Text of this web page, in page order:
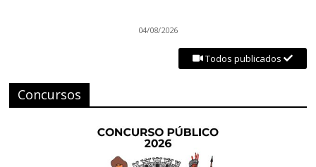
04/08/2026
Todos publicados
Concursos